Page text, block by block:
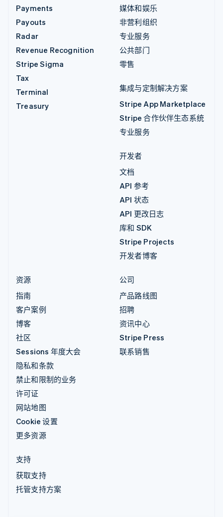
Payments
Payouts
Radar
Revenue Recognition
Stripe Sigma
Tax
Terminal
Treasury
媒体和娱乐
非营利组织
专业服务
公共部门
零售
集成与定制解决方案
Stripe App Marketplace
Stripe 合作伙伴生态系统
专业服务
开发者
文档
API 参考
API 状态
API 更改日志
库和 SDK
Stripe Projects
开发者博客
资源
指南
客户案例
博客
社区
Sessions 年度大会
隐私和条款
禁止和限制的业务
许可证
网站地图
Cookie 设置
更多资源
公司
产品路线图
招聘
资讯中心
Stripe Press
联系销售
支持
获取支持
托管支持方案